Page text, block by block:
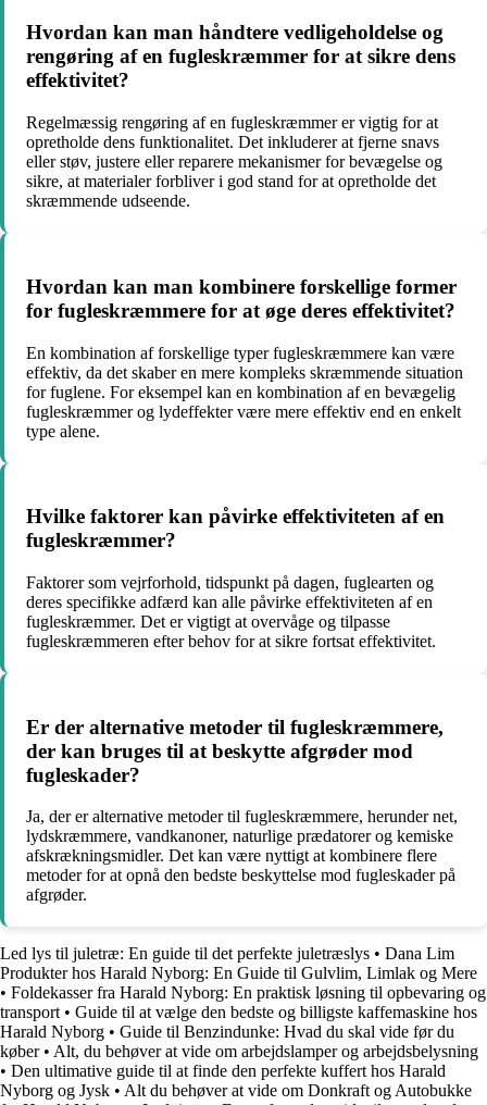
Hvordan kan man håndtere vedligeholdelse og
rengøring af en fugleskræmmer for at sikre dens
effektivitet?
Regelmæssig rengøring af en fugleskræmmer er vigtig for at
opretholde dens funktionalitet. Det inkluderer at fjerne snavs
eller støv, justere eller reparere mekanismer for bevægelse og
sikre, at materialer forbliver i god stand for at opretholde det
skræmmende udseende.
Hvordan kan man kombinere forskellige former
for fugleskræmmere for at øge deres effektivitet?
En kombination af forskellige typer fugleskræmmere kan være
effektiv, da det skaber en mere kompleks skræmmende situation
for fuglene. For eksempel kan en kombination af en bevægelig
fugleskræmmer og lydeffekter være mere effektiv end en enkelt
type alene.
Hvilke faktorer kan påvirke effektiviteten af en
fugleskræmmer?
Faktorer som vejrforhold, tidspunkt på dagen, fuglearten og
deres specifikke adfærd kan alle påvirke effektiviteten af en
fugleskræmmer. Det er vigtigt at overvåge og tilpasse
fugleskræmmeren efter behov for at sikre fortsat effektivitet.
Er der alternative metoder til fugleskræmmere,
der kan bruges til at beskytte afgrøder mod
fugleskader?
Ja, der er alternative metoder til fugleskræmmere, herunder net,
lydskræmmere, vandkanoner, naturlige prædatorer og kemiske
afskrækningsmidler. Det kan være nyttigt at kombinere flere
metoder for at opnå den bedste beskyttelse mod fugleskader på
afgrøder.
Led lys til juletræ: En guide til det perfekte juletræslys • Dana Lim
Produkter hos Harald Nyborg: En Guide til Gulvlim, Limlak og Mere
• Foldekasser fra Harald Nyborg: En praktisk løsning til opbevaring og
transport• Guide til at vælge den bedste og billigste kaffemaskine hos
Harald Nyborg • Guide til Benzindunke: Hvad du skal vide før du
køber• Alt, du behøver at vide om arbejdslamper og arbejdsbelysning
• Den ultimative guide til at finde den perfekte kuffert hos Harald
Nyborg og Jysk • Alt du behøver at vide om Donkraft og Autobukke